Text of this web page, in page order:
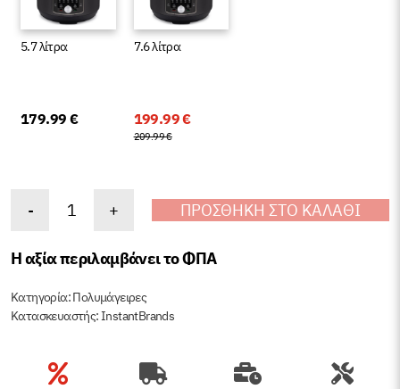
5.7 λίτρα
179.99 €
7.6 λίτρα
209.99€
Original
price
199.99€
Η
τρέχουσα
-
Instant
ποσότητα
+ ΠΡΟΣΘΉΚΗ ΣΤΟ ΚΑΛΆΘΙ
Η αξία περιλαμβάνει το ΦΠΑ
Κατηγορία:Πολυμάγειρες
Κατασκευαστής: InstantBrands